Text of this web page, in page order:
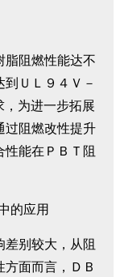
脂阻燃性能达不
ＵＬ９４Ｖ－
为进一步拓展
过阻燃改性提升
能在ＰＢＴ阻
别较大，从阻
面而言，ＤＢ